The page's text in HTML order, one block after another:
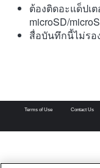
ต้องติดอะแด็ปเ
microSD/
สื่อบันทึกนี้ไม่รอ
Terms of Use Contact Us